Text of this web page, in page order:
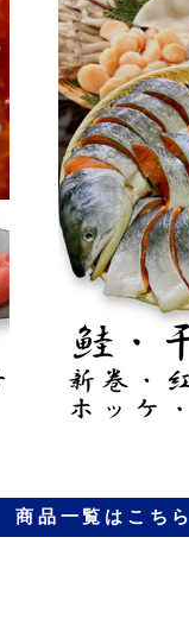
商品一覧はこちら